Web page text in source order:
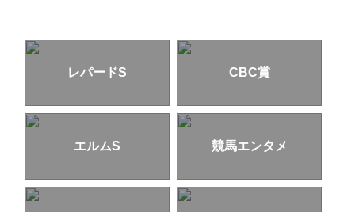
レパードS CBC賞
エルムS 競馬エンタメ